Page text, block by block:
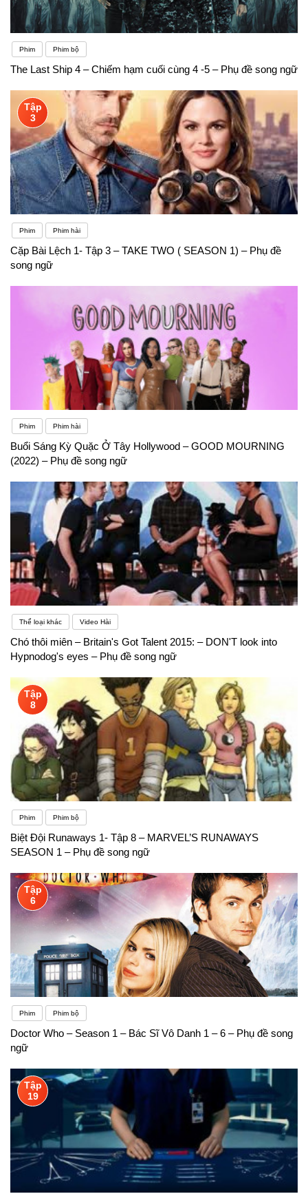
Phim Phim bộ
The Last Ship 4 – Chiếm hạm cuối cùng 4 -5 – Phụ đề song ngữ
Tập
3
Phim Phim hài
Cặp Bài Lệch 1- Tập 3 – TAKE TWO ( SEASON 1) – Phụ đề
song ngữ
Phim Phim hài
Buổi Sáng Kỳ Quặc Ở Tây Hollywood – GOOD MOURNING
(2022) – Phụ đề song ngữ
Thể loại khác Video Hài
Chó thôi miên – Britain's Got Talent 2015: – DON'T look into
Hypnodog's eyes – Phụ đề song ngữ
Tập
8
Phim Phim bộ
Biệt Đội Runaways 1- Tập 8 – MARVEL’S RUNAWAYS
SEASON 1 – Phụ đề song ngữ
Tập
6
Phim Phim bộ
Doctor Who – Season 1 – Bác Sĩ Vô Danh 1 – 6 – Phụ đề song
ngữ
Tập
19